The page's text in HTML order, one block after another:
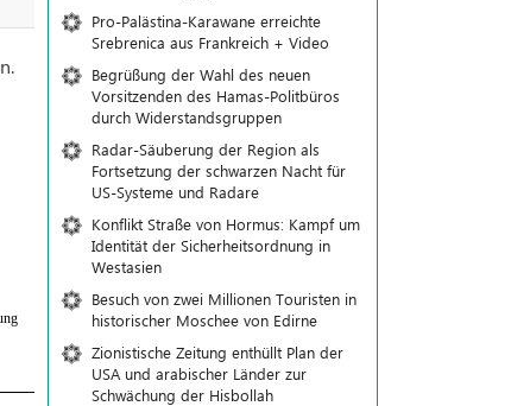
Pro-Palästina-Karawane erreichte
Srebrenica aus Frankreich + Video
Begrüßung der Wahl des neuen
Vorsitzenden des Hamas-Politbüros
durch Widerstandsgruppen
Radar-Säuberung der Region als
Fortsetzung der schwarzen Nacht für
US-Systeme und Radare
Konflikt Straße von Hormus: Kampf um
Identität der Sicherheitsordnung in
Westasien
Besuch von zwei Millionen Touristen in
historischer Moschee von Edirne
Zionistische Zeitung enthüllt Plan der
USA und arabischer Länder zur
Schwächung der Hisbollah